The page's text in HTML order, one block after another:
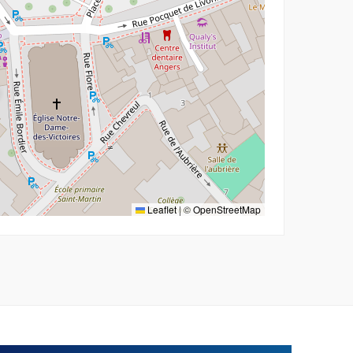
Leaflet|©OpenStreetMap